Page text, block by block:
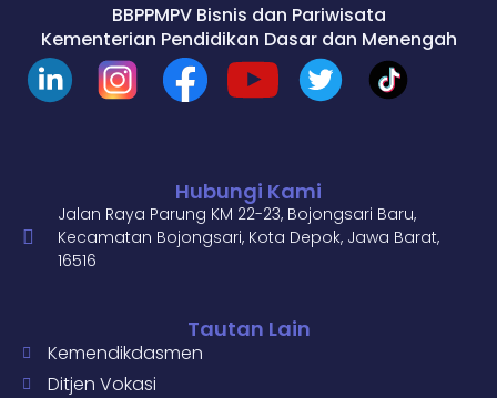
BBPPMPV Bisnis dan Pariwisata
Kementerian Pendidikan Dasar dan Menengah
Hubungi Kami
Jalan Raya Parung KM 22-23, Bojongsari Baru,
Kecamatan Bojongsari, Kota Depok, Jawa Barat,
16516
Tautan Lain
Kemendikdasmen
Ditjen Vokasi